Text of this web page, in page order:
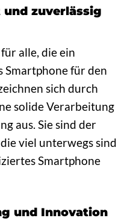
und zuverlässig
alle, die ein
Smartphone für den
sich durch
solide Verarbeitung
aus. Sie sind der
viel unterwegs sind
Smartphone
und Innovation